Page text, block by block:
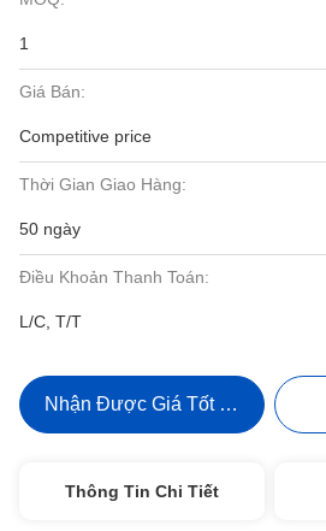
1
Giá Bán:
Competitive price
Thời Gian Giao Hàng:
50 ngày
Điều Khoản Thanh Toán:
L/C, T/T
Nhận Được Giá Tốt Nhất
Thông Tin Chi Tiết